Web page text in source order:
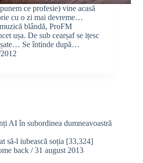
ce profesie) vine acasă
cu o zi mai devreme…
blândă, ProFM
ușa. De sub cearșaf se ițesc
Se întinde după…
AI în subordinea dumneavoastră
să-l iubească soția [33,324]
back / 31 august 2013